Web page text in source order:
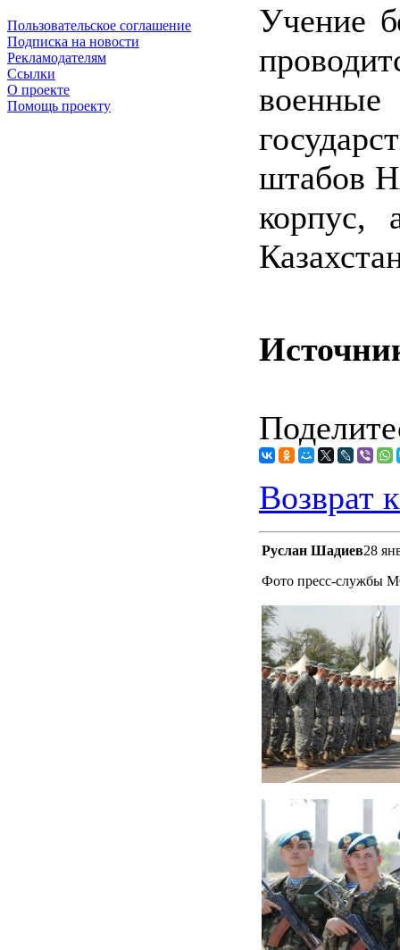
Пользовательское соглашение
Подписка на новости
Рекламодателям
Ссылки
О проекте
Помощь проекту
Учение
военные
штабов
корпус,
Возврат
Руслан Шадиев28
Фото пресс-службы